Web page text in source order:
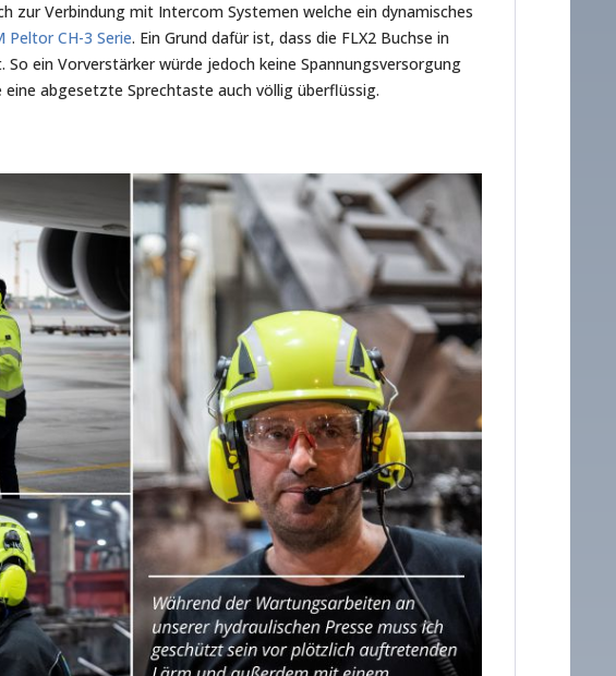
zur Verbindung mit Intercom Systemen welche ein dynamisches
Peltor CH-3 Serie. Ein Grund dafür ist, dass die FLX2 Buchse in
ein Vorverstärker würde jedoch keine Spannungsversorgung
abgesetzte Sprechtaste auch völlig überflüssig.